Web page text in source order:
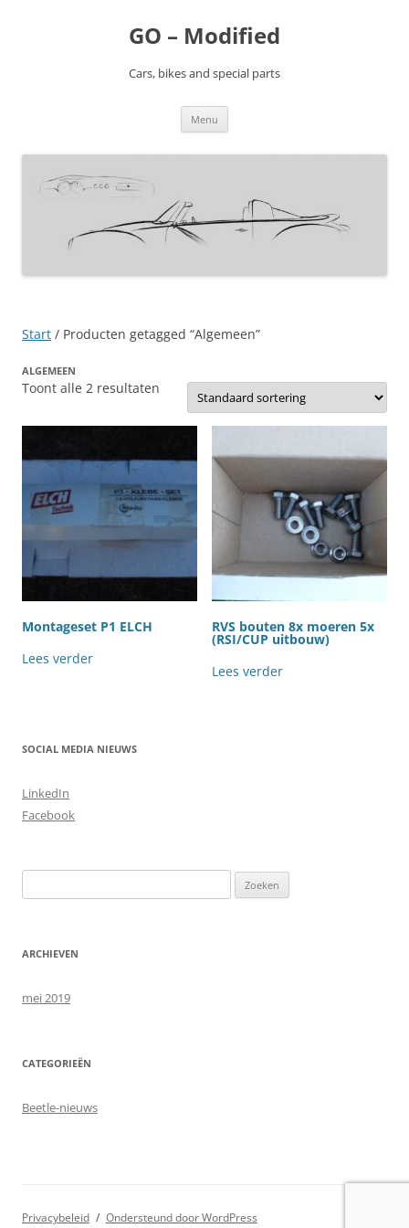
GO – Modified
Cars, bikes and special parts
Menu
Start / Producten getagged “Algemeen”
ALGEMEEN
Toont alle 2 resultaten
Montageset P1 ELCH
Lees verder
RVS bouten 8x moeren 5x
(RSI/CUP uitbouw)
Lees verder
SOCIAL MEDIA NIEUWS
LinkedIn
Facebook
naar:
ARCHIEVEN
mei 2019
CATEGORIEËN
Beetle-nieuws
Privacybeleid Ondersteund door WordPress